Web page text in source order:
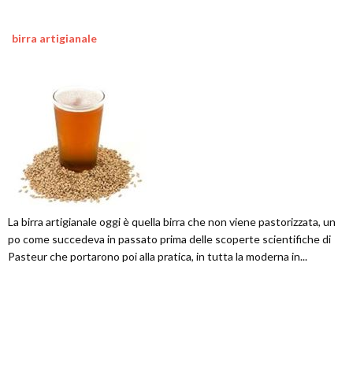
birra artigianale
La birra artigianale oggi è quella birra che non viene pastorizzata, un
po come succedeva in passato prima delle scoperte scientifiche di
Pasteur che portarono poi alla pratica, in tutta la moderna in...